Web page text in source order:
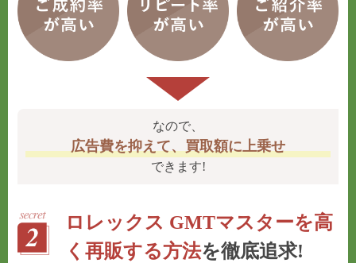
なので、
広告費を抑えて、買取額に上乗せ
できます!
ロレックス GMTマスターを高
く再販する方法を徹底追求!